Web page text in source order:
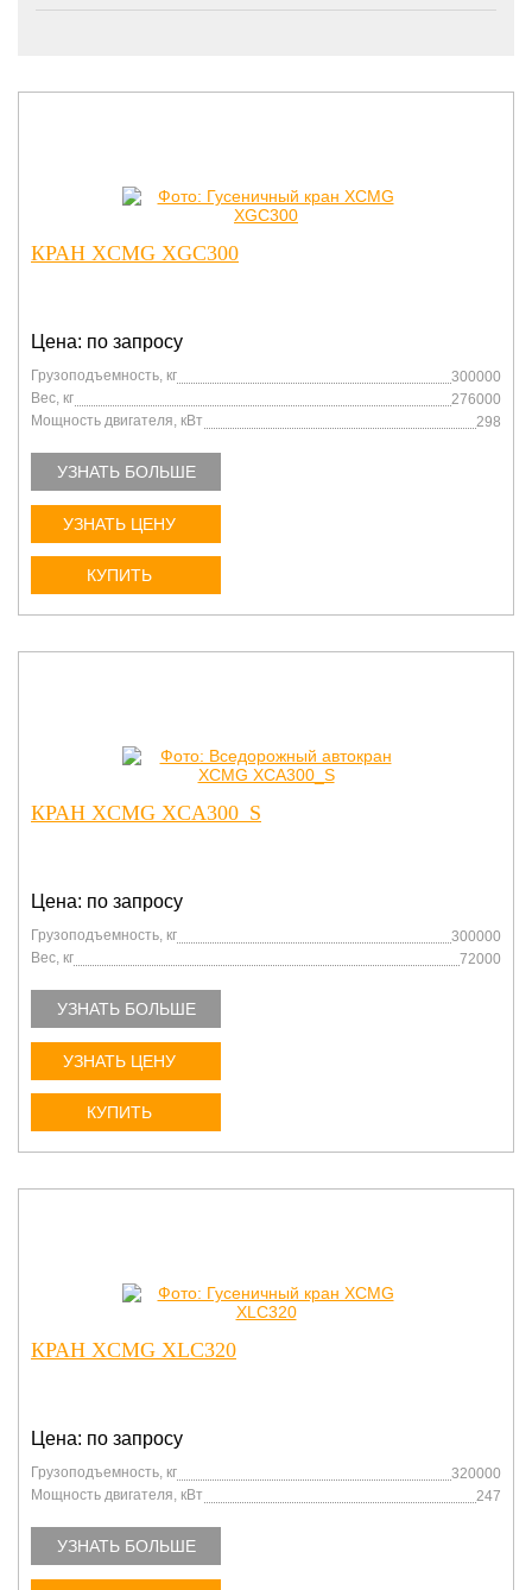
КРАН XCMG XGC300
Цена: по запросу
Грузоподъемность, кг
300000
Вес, кг
276000
Мощность двигателя, кВт
298
УЗНАТЬ БОЛЬШЕ
УЗНАТЬ ЦЕНУ
КУПИТЬ
КРАН XCMG XCA300_S
Цена: по запросу
Грузоподъемность, кг
300000
Вес, кг
72000
УЗНАТЬ БОЛЬШЕ
УЗНАТЬ ЦЕНУ
КУПИТЬ
КРАН XCMG XLC320
Цена: по запросу
Грузоподъемность, кг
320000
Мощность двигателя, кВт
247
УЗНАТЬ БОЛЬШЕ